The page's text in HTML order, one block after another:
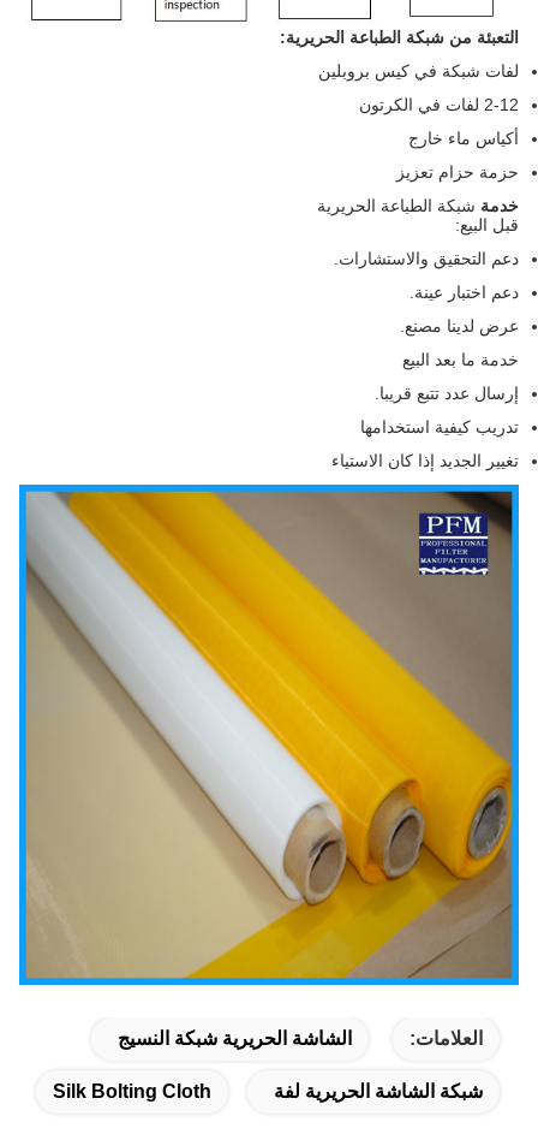
التعبئة من شبكة الطباعة الحريرية:
لفات شبكة في كيس بروبلين
2-12 لفات في الكرتون
أكياس ماء خارج
حزمة حزام تعزيز
خدمةشبكة الطباعة الحريرية
قبل البيع:
دعم التحقيق والاستشارات.
دعم اختبار عينة.
عرض لدينا مصنع.
خدمة ما بعد البيع
إرسال عدد تتبع قريبا.
تدريب كيفية استخدامها
تغيير الجديد إذا كان الاستياء
العلامات: الشاشة الحريرية شبكة النسيج
شبكة الشاشة الحريرية لفة Silk Bolting Cloth